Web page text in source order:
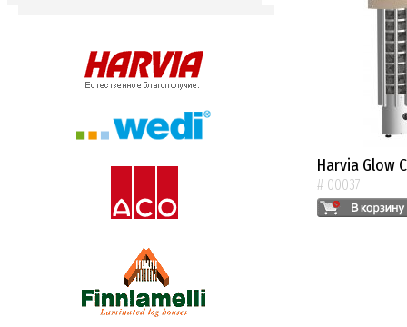
Harvia Glow
# 00037